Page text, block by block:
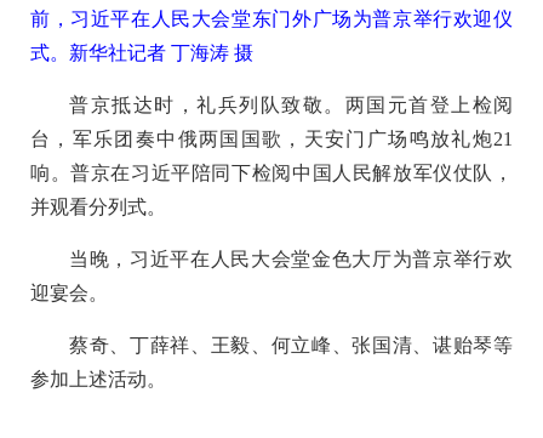
前，习近平在人民大会堂东门外广场为普京举行欢迎仪
式。新华社记者 丁海涛 摄
普京抵达时，礼兵列队致敬。两国元首登上检阅
台，军乐团奏中俄两国国歌，天安门广场鸣放礼炮21
响。普京在习近平陪同下检阅中国人民解放军仪仗队，
并观看分列式。
当晚，习近平在人民大会堂金色大厅为普京举行欢
迎宴会。
蔡奇、丁薛祥、王毅、何立峰、张国清、谌贻琴等
参加上述活动。